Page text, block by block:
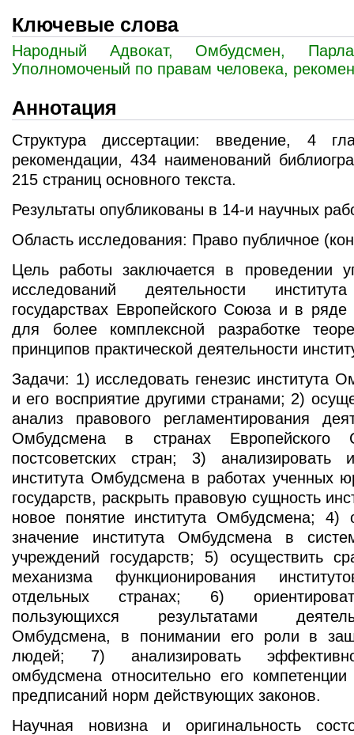
Ключевые слова
Народный Адвокат, Омбудсмен,
Уполномоченый по правам человека,
Аннотация
Структура диссертации: введение, 4
рекомендации, 434 наименований
215 страниц основного текста.
Результаты опубликованы в 14-и научных
Область исследования: Право публичное
Цель работы заключается в проведении
исследований деятельности
государствах Европейского Союза и в ряде
для более комплексной разработке
принципов практической деятельности
Задачи: 1) исследовать генезис института
и его восприятие другими странами; 2)
анализ правового регламентирования
Омбудсмена в странах
постсоветских стран; 3) анализировать
института Омбудсмена в работах ученных
государств, раскрыть правовую сущность
новое понятие института Омбудсмена; 4)
значение института Омбудсмена в
учреждений государств; 5) осуществить
механизма функционирования
отдельных странах; 6)
пользующихся результатами
Омбудсмена, в понимании его роли в
людей; 7) анализировать
омбудсмена относительно его
предписаний норм действующих законов.
Научная новизна и оригинальность